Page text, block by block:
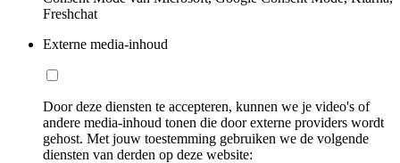
Freshchat
Externe media-inhoud
Door deze diensten te accepteren, kunnen we je video's of
andere media-inhoud tonen die door externe providers wordt
gehost. Met jouw toestemming gebruiken we de volgende
diensten van derden op deze website: